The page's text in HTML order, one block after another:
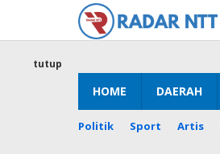
konten
HOME DAERAH
Politik Sport Artis
tutup